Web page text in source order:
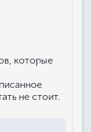
которые
не стоит.